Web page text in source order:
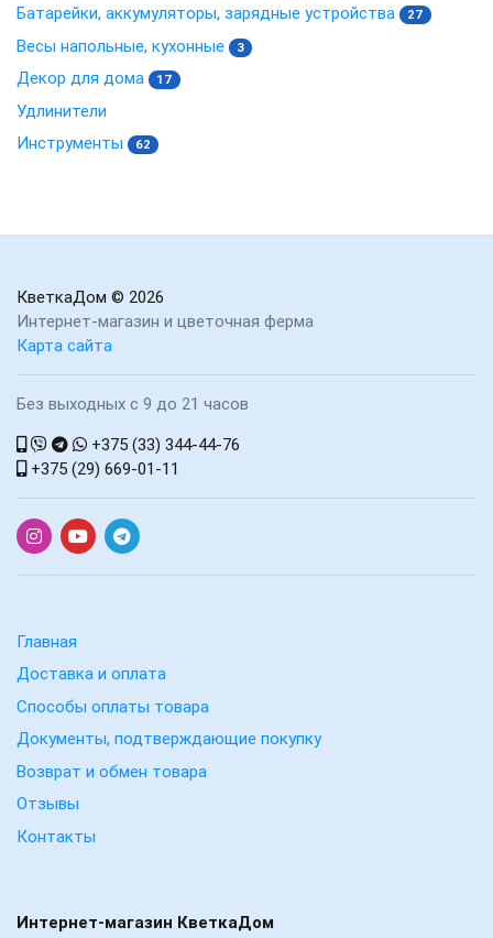
Батарейки, аккумуляторы, зарядные устройства 27
Весы напольные, кухонные 3
Декор для дома 17
Удлинители
Инструменты
62
КветкаДом © 2026
Интернет-магазин и цветочная ферма
Карта сайта
Без выходных с 9 до 21 часов
+375 (33) 344-44-76
+375 (29) 669-01-11
Главная
Доставка и оплата
Способы оплаты товара
Документы, подтверждающие покупку
Возврат и обмен товара
Отзывы
Контакты
Интернет-магазин КветкаДом